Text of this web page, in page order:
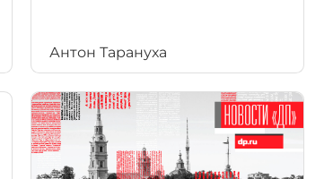
Антон Тарануха